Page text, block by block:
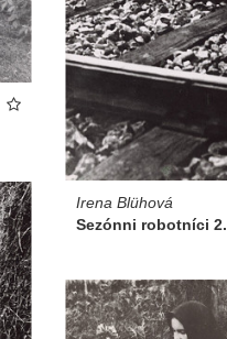
Irena Blühová
Sezónni robotníci 2.